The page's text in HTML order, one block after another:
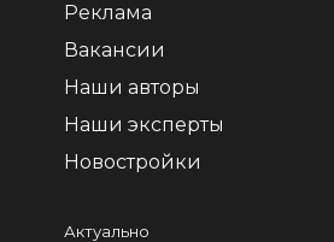
Реклама
Вакансии
Наши авторы
Наши эксперты
Новостройки
Актуально